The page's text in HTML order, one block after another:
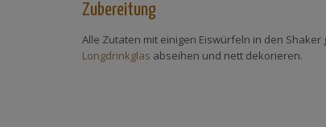
Zubereitung
Alle Zutaten mit einigen Eiswürfeln in den
Longdrinkglas abseihen und nett dekorieren.